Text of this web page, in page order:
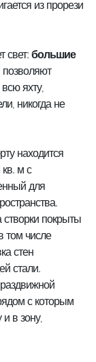
из прорези
свет: большие
яхту,
никогда не
находится
м с
для
покрыты
том числе
стен
стали.
с которым
в зону,